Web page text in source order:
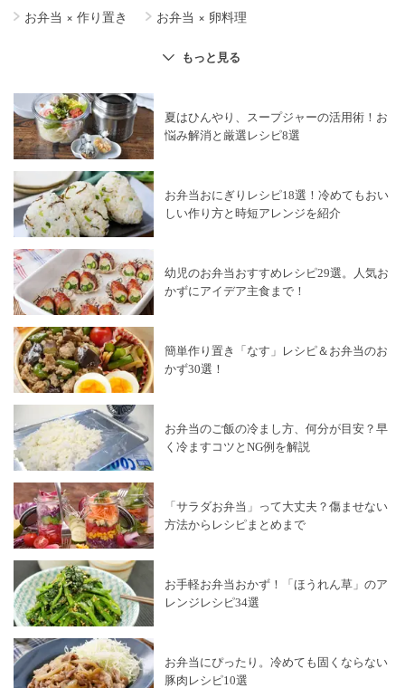
お弁当 × 作り置き お弁当 × 卵料理
ハンバーグ × お弁当
ほうれん草×お弁当
サンドイッチ×お弁当 魚×お弁当
お弁当×野菜料理
×お弁当 お弁当
お弁当×麺料理 お弁当×肉料理
オムライス×お弁当
夏野菜×お弁当 ふりかけ
お弁当×おつまみ お弁当×アレンジレシピ
キャラ弁×お弁当
もっと見る
夏はひんやり、スープジャーの活用術！お
悩み解消と厳選レシピ8選
お弁当おにぎりレシピ18選！冷めてもおい
しい作り方と時短アレンジを紹介
幼児のお弁当おすすめレシピ29選。人気お
かずにアイデア主食まで！
簡単作り置き「なす」レシピ＆お弁当のお
かず30選！
お弁当のご飯の冷まし方、何分が目安？早
く冷ますコツとNG例を解説
「サラダお弁当」って大丈夫？傷ませない
方法からレシピまとめまで
お手軽お弁当おかず！「ほうれん草」のア
レンジレシピ34選
お弁当にぴったり。冷めても固くならない
豚肉レシピ10選